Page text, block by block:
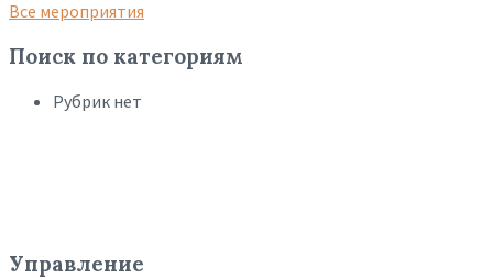
Все мероприятия
Поиск по категориям
Рубрик нет
Управление